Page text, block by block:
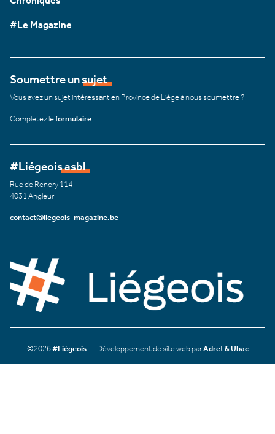
#Le Magazine
Soumettre un sujet
Vous avez un sujet intéressant en Province de Liège à nous soumettre ?
Complétez leformulaire
#Liégeois asbl
Rue de Renory 114
4031 Angleur
contact@liegeois-magazine.be
©2026#Liégeois— Développement de site web parAdret & Ubac